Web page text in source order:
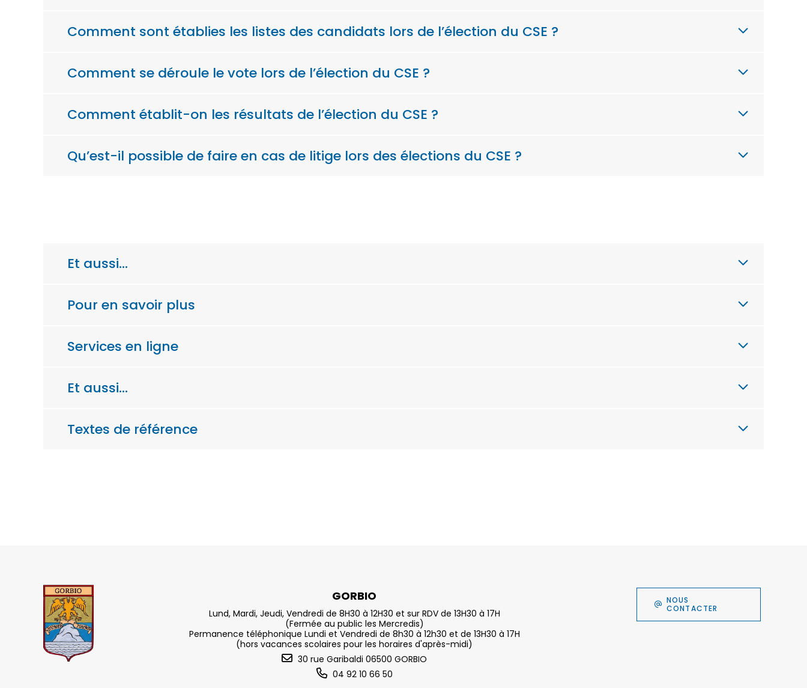
Comment sont établies les listes des candidats lors de l’élection du CSE ?
Comment se déroule le vote lors de l’élection du CSE ?
Comment établit-on les résultats de l’élection du CSE ?
Qu’est-il possible de faire en cas de litige lors des élections du CSE ?
Et aussi…
Pour en savoir plus
Services en ligne
Et aussi…
Textes de référence
GORBIO
Lund, Mardi, Jeudi, Vendredi de 8H30 à 12H30 et sur RDV de 13H30 à 17H
(Fermée au public les Mercredis)
Permanence téléphonique Lundi et Vendredi de 8h30 à 12h30 et de 13H30 à 17H
(hors vacances scolaires pour les horaires d'après-midi)
30 rue Garibaldi 06500 GORBIO
04 92 10 66 50
NOUS
CONTACTER